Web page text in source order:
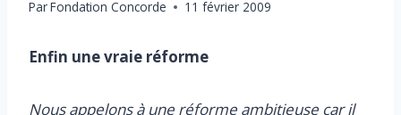
ParFondation Concorde 11 février 2009
Enfin une vraie réforme
Nous appelons à une réforme ambitieuse car il